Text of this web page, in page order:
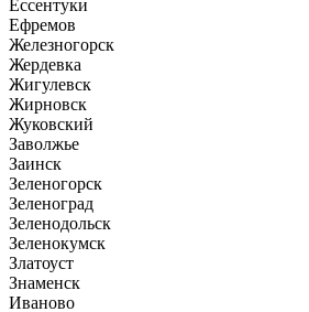
Ессентуки
Ефремов
Железногорск
Жердевка
Жигулевск
Жирновск
Жуковский
Заволжье
Заинск
Зеленогорск
Зеленоград
Зеленодольск
Зеленокумск
Златоуст
Знаменск
Иваново